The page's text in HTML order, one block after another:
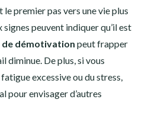
le premier pas vers une vie plus
peuvent indiquer qu’il est
de démotivation peut frapper
diminue. De plus, si vous
excessive ou du stress,
pour envisager d’autres